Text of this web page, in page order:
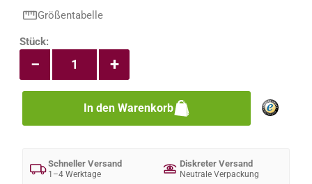
Größentabelle
Produkt Anzahl: Gib den gewünschten
Stück:
+
−
In den Warenkorb
Schneller Versand
1–4 Werktage
Diskreter Versand
Neutrale Verpackung